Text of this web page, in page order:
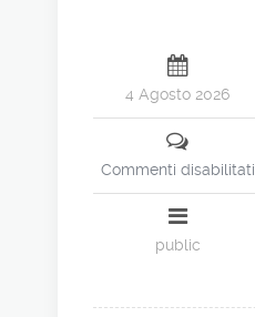
4 Agosto 2026
Commenti disabilitati
public